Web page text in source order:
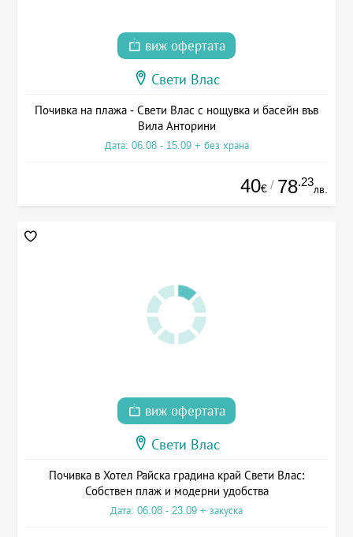
виж офертата
Свети Влас
Почивка на плажа - Свети Влас с нощувка и басейн във
Вила Анторини
Дата: 06.08 - 15.09 + без храна
40€ / 78.23
лв.
виж офертата
Свети Влас
Почивка в Хотел Райска градина край Свети Влас:
Собствен плаж и модерни удобства
Дата: 06.08 - 23.09 + закуска